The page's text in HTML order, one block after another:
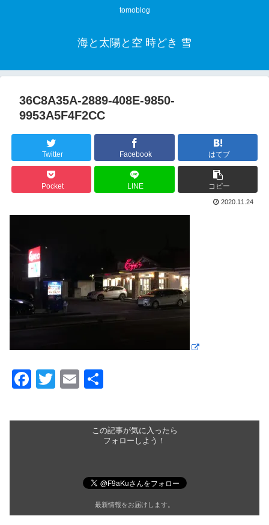
tomoblog
海と太陽と空 時どき 雪
36C8A35A-2889-408E-9850-
9953A5F4F2CC
Twitter Facebook はてブ
Pocket LINE コピー
2020.11.24
F
c
k
T
tt
E
ail
この記事が気に入ったら
フォローしよう！
最新情報をお届けします。